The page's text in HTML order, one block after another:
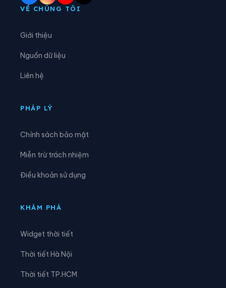
Xã Dương Quỳ
Xã Lâm Thượng
Xã Mường Bo
VỀ CHÚNG TÔI
Giới thiệu
Nguồn dữ liệu
Liên hệ
PHÁP LÝ
Chính sách bảo mật
Miễn trừ trách nhiệm
Điều khoản sử dụng
KHÁM PHÁ
Widget thời tiết
Thời tiết Hà Nội
Thời tiết TP.HCM